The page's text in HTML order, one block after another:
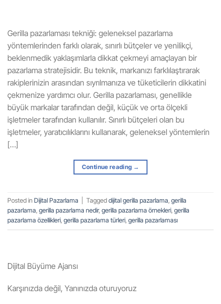
Gerilla pazarlaması tekniği: geleneksel pazarlama
yöntemlerinden farklı olarak, sınırlı bütçeler ve yenilikçi,
beklenmedik yaklaşımlarla dikkat çekmeyi amaçlayan bir
pazarlama stratejisidir. Bu teknik, markanızı farklılaştırarak
rakiplerinizin arasından sıyrılmanıza ve tüketicilerin dikkatini
çekmenize yardımcı olur. Gerilla pazarlaması, genellikle
büyük markalar tarafından değil, küçük ve orta ölçekli
işletmeler tarafından kullanılır. Sınırlı bütçeleri olan bu
işletmeler, yaratıcılıklarını kullanarak, geleneksel yöntemlerin
[…]
Continue reading →
Posted in Dijital Pazarlama Tagged dijital gerilla pazarlama, gerilla
pazarlama, gerilla pazarlama nedir, gerilla pazarlama örnekleri, gerilla
pazarlama özellikleri, gerilla pazarlama türleri, gerilla pazarlaması
Dijital Büyüme Ajansı
Karşınızda değil, Yanınızda oturuyoruz